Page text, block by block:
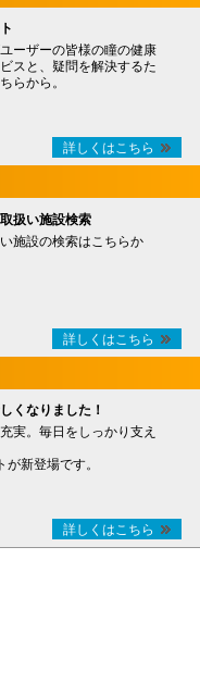
ーザーの皆様の瞳の健康
スと、疑問を解決するた
らから。
詳しくはこちら
扱い施設検索
施設の検索はこちらか
詳しくはこちら
くなりました！
実。毎日をしっかり支え
新登場です。
詳しくはこちら